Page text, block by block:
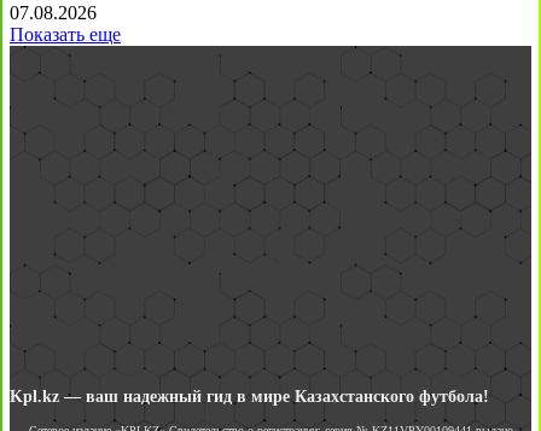
07.08.2026
Показать еще
Kpl.kz — ваш надежный гид в мире Казахстанского футбола!